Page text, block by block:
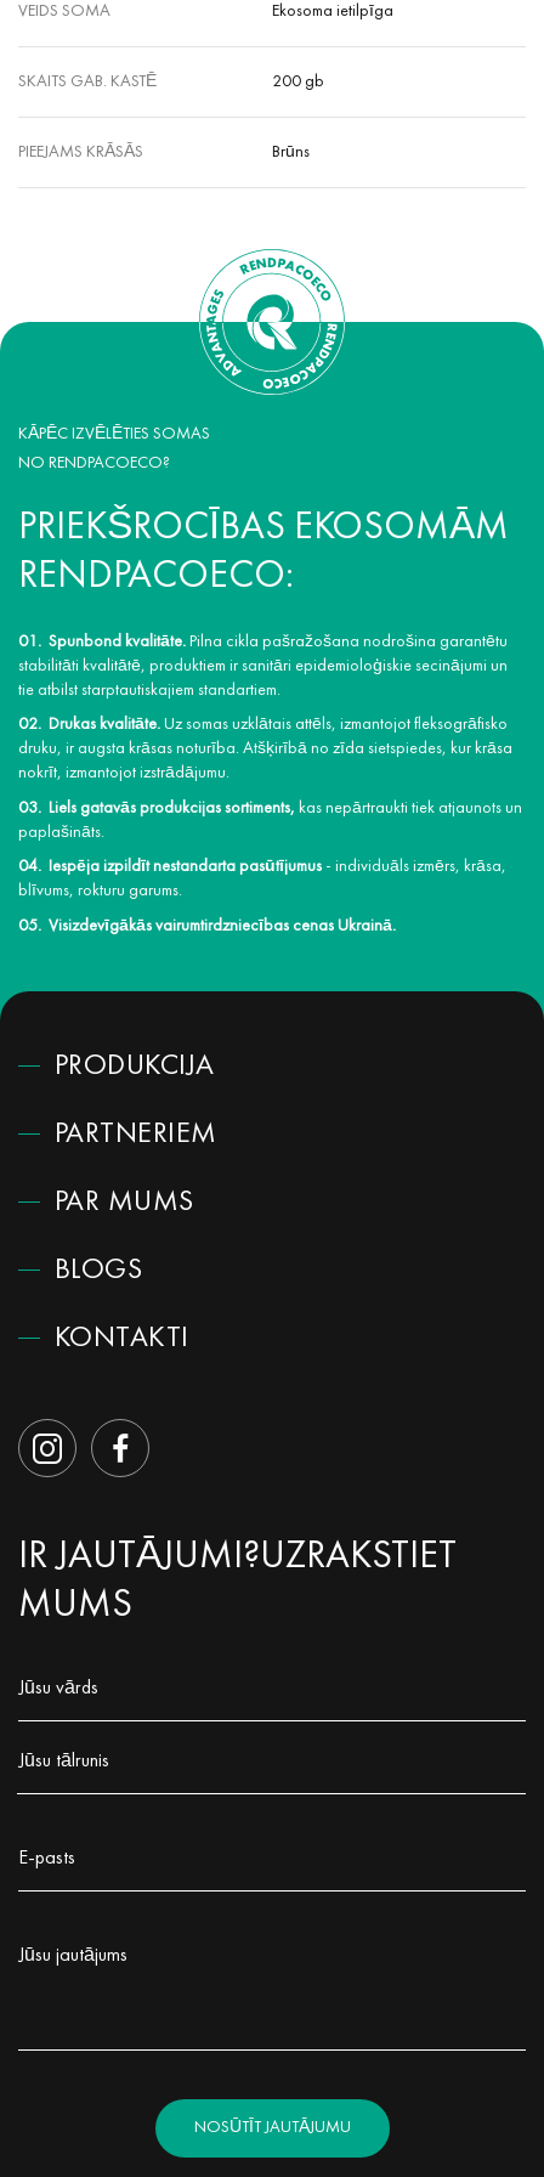
VEIDS SOMA Ekosoma ietilpīga
SKAITS GAB. KASTĒ 200 gb
PIEEJAMS KRĀSĀS Brūns
KĀPĒC IZVĒLĒTIES SOMAS
NO RENDPACOECO?
PRIEKŠROCĪBAS EKOSOMĀM
RENDPACOECO:
Spunbond kvalitāte.Pilna cikla pašražošana nodrošina garantētu
stabilitāti kvalitātē, produktiem ir sanitāri epidemioloģiskie secinājumi un
tie atbilst starptautiskajiem standartiem.
Drukas kvalitāte.Uz somas uzklātais attēls, izmantojot fleksogrāfisko
druku, ir augsta krāsas noturība. Atšķirībā no zīda sietspiedes, kur krāsa
nokrīt, izmantojot izstrādājumu.
Liels gatavās produkcijas sortiments, kas nepārtraukti tiek atjaunots un
paplašināts.
Iespēja izpildīt nestandarta pasūtījumus- individuāls izmērs, krāsa,
blīvums, rokturu garums.
Visizdevīgākās vairumtirdzniecības cenas Ukrainā.
PRODUKCIJA
PARTNERIEM
PAR MUMS
BLOGS
KONTAKTI
IR JAUTĀJUMI?UZRAKSTIET
MUMS
Jūsu vārds
Jūsu tālrunis
E-pasts
Jūsu jautājums
NOSŪTĪT JAUTĀJUMU